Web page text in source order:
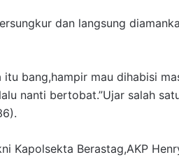
dan langsung
itu bang,hampir mau dihabisi
nanti bertobat.”Ujar salah
Kapolsekta Berastag,AKP